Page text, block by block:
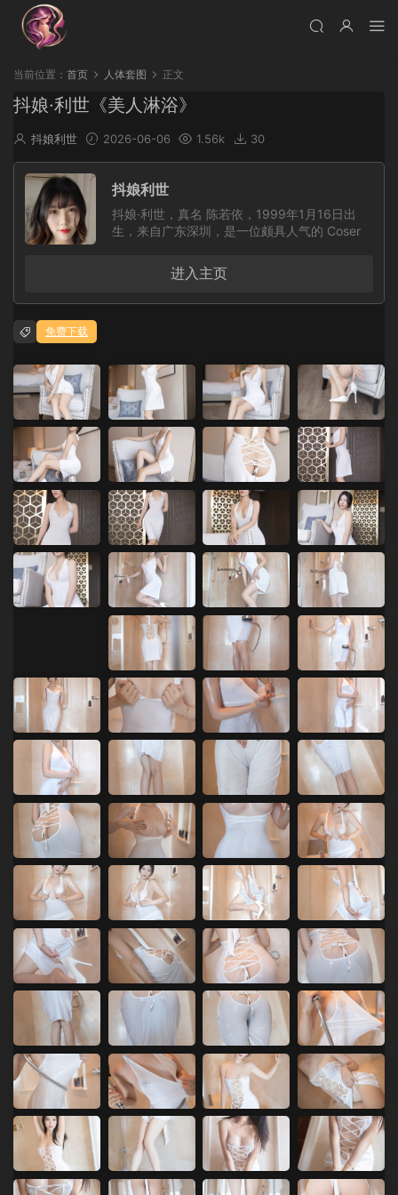
当前位置： 首页 人体套图 正文
抖娘·利世《美人淋浴》
抖娘利世 2026-06-06 1.56k 30
抖娘利世
抖娘·利世，真名 陈若依，1999年1月16日出
生，来自广东深圳，是一位颇具人气的 Coser
台，凭借鲜明的个人风格、精致的角色造型和良
好的镜头表现力受到不少粉丝关注。此外，她也
进入主页
免费下载